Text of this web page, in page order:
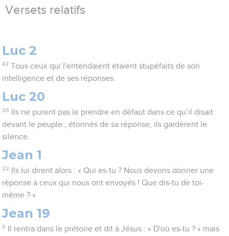
Versets relatifs
Luc 2
47 Tous ceux qui l'entendaient étaient stupéfaits de son
intelligence et de ses réponses.
Luc 20
26
Ils ne purent pas le prendre en défaut dans ce qu’il disait
devant le peuple ; étonnés de sa réponse, ils gardèrent le
silence.
Jean 1
22
Ils lui dirent alors : « Qui es-tu ? Nous devons donner une
réponse à ceux qui nous ont envoyés ! Que dis-tu de toi-
même ? »
Jean 19
9
Il rentra dans le prétoire et dit à Jésus : « D'où es-tu ? » mais